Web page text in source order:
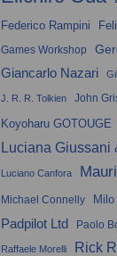
Federico Rampini
Games Workshop
Giancarlo Nazari
J. R. R. Tolkien John
Koyoharu GOTOUGE
Luciana Giussani
Luciano Canfora
Michael Connelly
Padpilot Ltd Paolo
Raffaele Morelli Rick